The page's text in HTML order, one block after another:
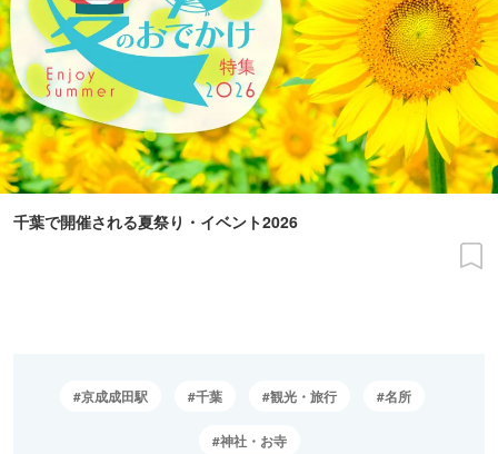
千葉で開催される夏祭り・イベント2026
京成成田駅 千葉 観光・旅行 名所
神社・お寺